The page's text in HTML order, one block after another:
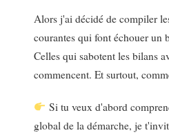
Alors j'ai décidé de compiler
courantes qui font échouer un
Celles qui sabotent les bilans
commencent. Et surtout,
Si tu veux d'abord
global de la démarche, je